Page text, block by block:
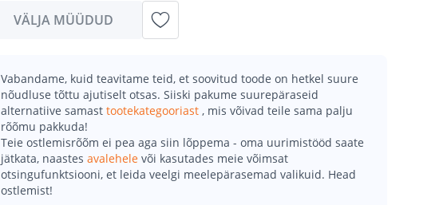
VÄLJA MÜÜDUD
Vabandame, kuid teavitame teid, et soovitud toode on hetkel suure
nõudluse tõttu ajutiselt otsas. Siiski pakume suurepäraseid
alternatiive samast tootekategooriast , mis võivad teile sama palju
rõõmu pakkuda!
Teie ostlemisrõõm ei pea aga siin lõppema - oma uurimistööd saate
jätkata, naastes avalehele või kasutades meie võimsat
otsingufunktsiooni, et leida veelgi meelepärasemad valikuid. Head
ostlemist!